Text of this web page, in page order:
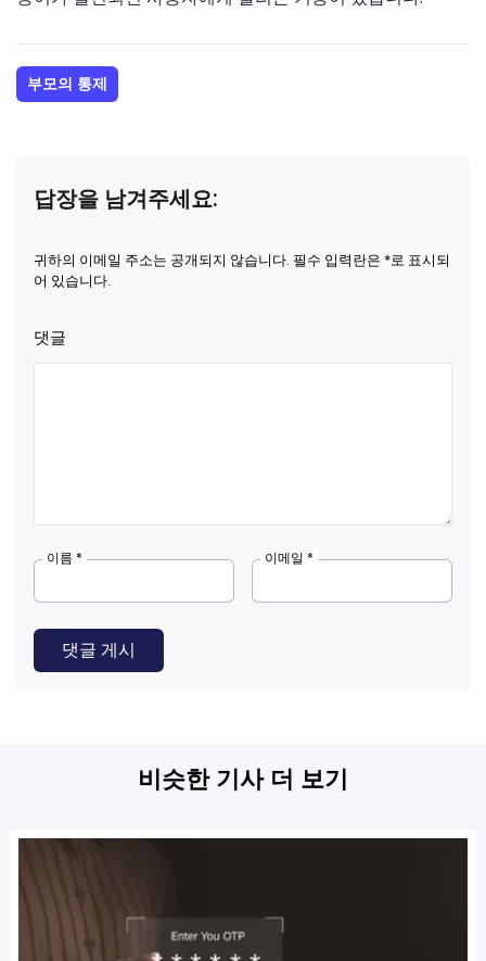
부모의 통제
답장을 남겨주세요:
귀하의 이메일 주소는 공개되지 않습니다. 필수 입력란은 *로 표시되
어 있습니다.
댓글
이름 * 이메일 *
댓글 게시
비슷한 기사 더 보기